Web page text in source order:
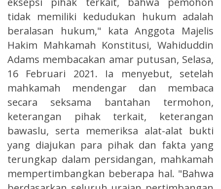
tidak memiliki kedudukan hukum adalah
beralasan hukum," kata Anggota Majelis
Hakim Mahkamah Konstitusi, Wahiduddin
Adams membacakan amar putusan, Selasa,
16 Februari 2021. Ia menyebut, setelah
mahkamah mendengar dan membaca
secara seksama bantahan termohon,
keterangan pihak terkait, keterangan
bawaslu, serta memeriksa alat-alat bukti
yang diajukan para pihak dan fakta yang
terungkap dalam persidangan, mahkamah
mempertimbangkan beberapa hal. "Bahwa